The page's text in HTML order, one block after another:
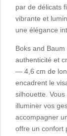
par de délicats
vibrante et
une élégance
Boks and
authenticité et
— 4,6 cm de
encadrent le
silhouette.
illuminer vos
accompagner
offre un confort